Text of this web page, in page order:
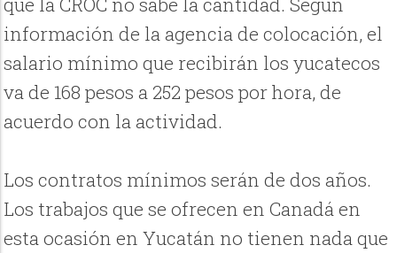
información de la agencia de colocación, el
salario mínimo que recibirán los yucatecos
va de 168 pesos a 252 pesos por hora, de
acuerdo con la actividad.
Los contratos mínimos serán de dos años.
Los trabajos que se ofrecen en Canadá en
esta ocasión en Yucatán no tienen nada que